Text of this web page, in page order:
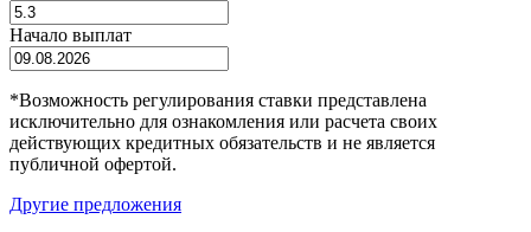
Начало выплат
*Возможность регулирования ставки представлена
исключительно для ознакомления или расчета своих
действующих кредитных обязательств и не является
публичной офертой.
Другие предложения